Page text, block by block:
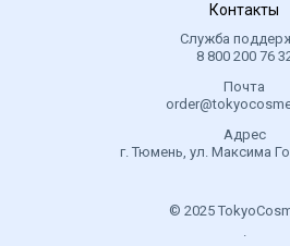
Контакты
Служба
8 800 200 76
Почта
Адрес
г. Тюмень, ул. Максима
© 2025
.